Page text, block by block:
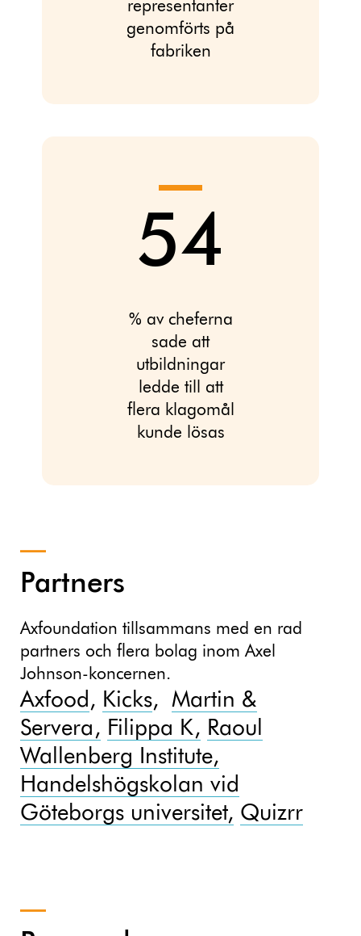
representanter
genomförts på
fabriken
54
% av cheferna
sade att
utbildningar
ledde till att
flera klagomål
kunde lösas
Partners
Axfoundation tillsammans med en rad
partners och flera bolag inom Axel
Johnson-koncernen.
Axfood , Kicks, Martin &
Servera, Filippa K, Raoul
Wallenberg Institute,
Handelshögskolan vid
Göteborgs universitet, Quizrr